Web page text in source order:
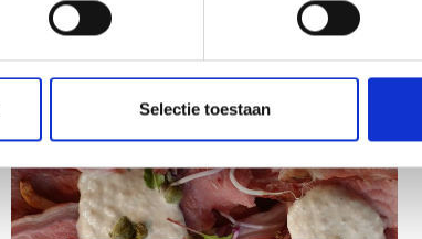
Selectie toestaan